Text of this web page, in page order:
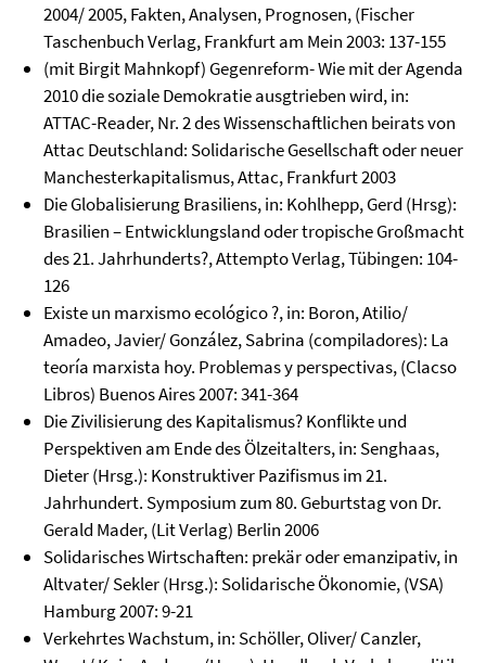
2004/ 2005, Fakten, Analysen, Prognosen, (Fischer
Taschenbuch Verlag, Frankfurt am Mein 2003: 137-155
(mit Birgit Mahnkopf) Gegenreform- Wie mit der Agenda
2010 die soziale Demokratie ausgtrieben wird, in:
ATTAC-Reader, Nr. 2 des Wissenschaftlichen beirats von
Attac Deutschland: Solidarische Gesellschaft oder neuer
Manchesterkapitalismus, Attac, Frankfurt 2003
Die Globalisierung Brasiliens, in: Kohlhepp, Gerd (Hrsg):
Brasilien – Entwicklungsland oder tropische Großmacht
des 21. Jahrhunderts?, Attempto Verlag, Tübingen: 104-
126
Existe un marxismo ecológico ?, in: Boron, Atilio/
Amadeo, Javier/ González, Sabrina (compiladores): La
teoría marxista hoy. Problemas y perspectivas, (Clacso
Libros) Buenos Aires 2007: 341-364
Die Zivilisierung des Kapitalismus? Konflikte und
Perspektiven am Ende des Ölzeitalters, in: Senghaas,
Dieter (Hrsg.): Konstruktiver Pazifismus im 21.
Jahrhundert. Symposium zum 80. Geburtstag von Dr.
Gerald Mader, (Lit Verlag) Berlin 2006
Solidarisches Wirtschaften: prekär oder emanzipativ, in
Altvater/ Sekler (Hrsg.): Solidarische Ökonomie, (VSA)
Hamburg 2007: 9-21
Verkehrtes Wachstum, in: Schöller, Oliver/ Canzler,